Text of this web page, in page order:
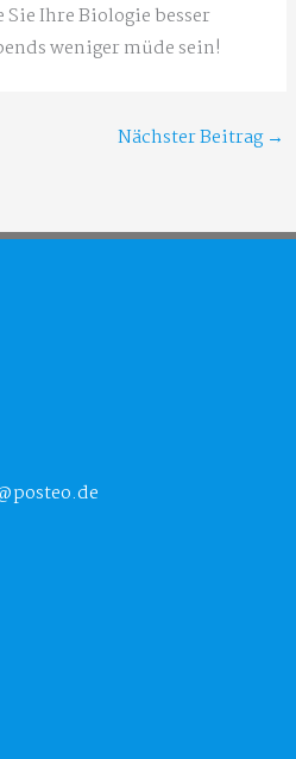
Ihre Biologie besser
weniger müde sein!
Nächster Beitrag →